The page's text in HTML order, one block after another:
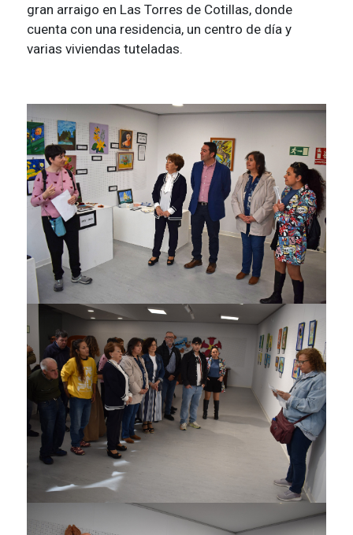
gran arraigo en Las Torres de Cotillas, donde
cuenta con una residencia, un centro de día y
varias viviendas tuteladas.